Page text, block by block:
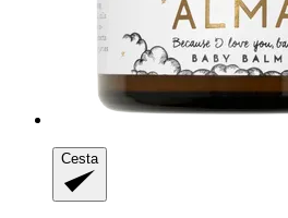
Cesta